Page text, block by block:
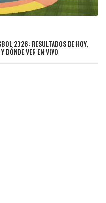
2026: RESULTADOS DE HOY,
DÓNDE VER EN VIVO